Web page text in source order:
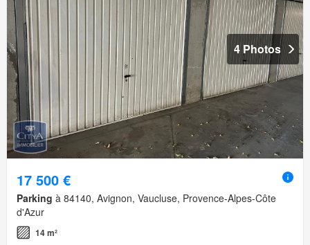
4 Photos
17 500 €
Parking à 84140, Avignon, Vaucluse, Provence-Alpes-Côte
d'Azur
14 m²